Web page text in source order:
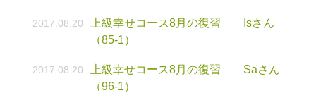
2017.08.20
上級幸せコース8月の復習 Isさん
（85-1）
2017.08.20
上級幸せコース8月の復習 Saさん
（96-1）